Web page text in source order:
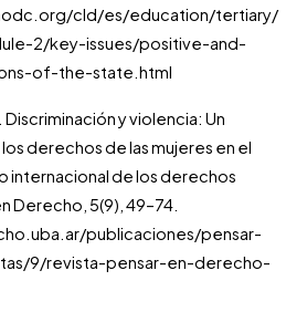
cld/es/education/tertiary/
2/key-issues/positive-and-
of-the-state.html
Discriminación y violencia: Un
derechos de las mujeres en el
internacional de los derechos
Derecho, 5(9), 49–74.
publicaciones/pensar-
9/revista-pensar-en-derecho-